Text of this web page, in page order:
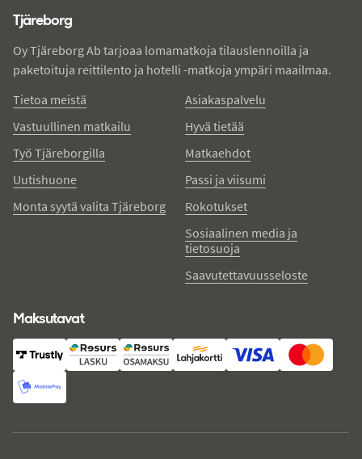
Tjäreborg
Oy Tjäreborg Ab tarjoaa lomamatkoja tilauslennoilla ja
paketoituja reittilento ja hotelli -matkoja ympäri maailmaa.
Tietoa meistä
Vastuullinen matkailu
Työ Tjäreborgilla
Uutishuone
Monta syytä valita Tjäreborg
Asiakaspalvelu
Hyvä tietää
Matkaehdot
Passi ja viisumi
Rokotukset
Sosiaalinen media ja
tietosuoja
Saavutettavuusseloste
Maksutavat